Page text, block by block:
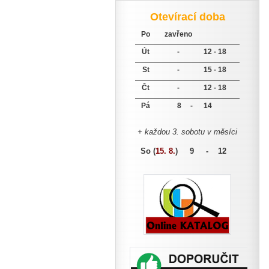
Otevírací doba
Po zavřeno
Út - 12 - 18
St - 15 - 18
Čt - 12 - 18
Pá 8 - 14
+ každou 3. sobotu v měsíci
So (15. 8.) 9 - 12